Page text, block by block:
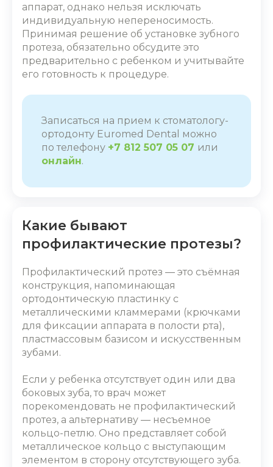
аппарат, однако нельзя исключать
индивидуальную непереносимость.
Принимая решение об установке зубного
протеза, обязательно обсудите это
предварительно с ребенком и учитывайте
его готовность к процедуре.
Записаться на прием к стоматологу-
ортодонту Euromed Dental можно
по телефону +7 812 507 05 07 или
онлайн.
Какие бывают
профилактические протезы?
Профилактический протез ― это съёмная
конструкция, напоминающая
ортодонтическую пластинку с
металлическими кламмерами (крючками
для фиксации аппарата в полости рта),
пластмассовым базисом и искусственным
зубами.
Если у ребенка отсутствует один или два
боковых зуба, то врач может
порекомендовать не профилактический
протез, а альтернативу ― несъемное
кольцо-петлю. Оно представляет собой
металлическое кольцо с выступающим
элементом в сторону отсутствующего зуба.